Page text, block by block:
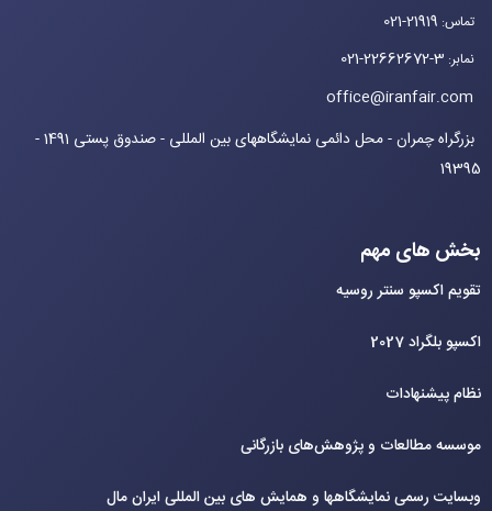
تماس:
021-21919
نمابر:
021-22662672-3
office@iranfair.com
بزرگراه چمران - محل دائمی نمایشگاههای بین المللی - صندوق پستی 1491 -
19395
بخش های مهم
تقویم اکسپو سنتر روسیه
اکسپو بلگراد 2027
نظام پیشنهادات
موسسه مطالعات و پژوهش‌های بازرگانی
وبسایت رسمی نمایشگاهها و همایش های بین‌ المللی ایران مال